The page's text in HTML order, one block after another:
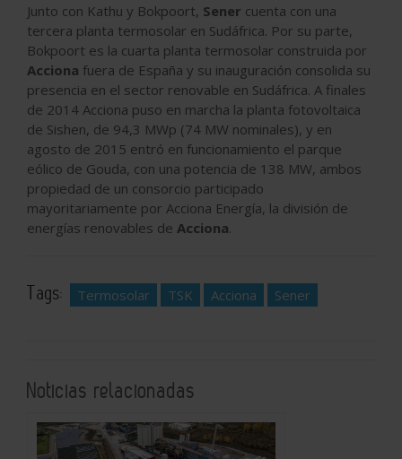
Junto con Kathu y Bokpoort, Sener cuenta con una
tercera planta termosolar en Sudáfrica. Por su parte,
Bokpoort es la cuarta planta termosolar construida por
Acciona fuera de España y su inauguración consolida su
presencia en el sector renovable en Sudáfrica. A finales
de 2014 Acciona puso en marcha la planta fotovoltaica
de Sishen, de 94,3 MWp (74 MW nominales), y en
agosto de 2015 entró en funcionamiento el parque
eólico de Gouda, con una potencia de 138 MW, ambos
propiedad de un consorcio participado
mayoritariamente por Acciona Energía, la división de
energías renovables de Acciona.
Tags: Termosolar TSK Acciona Sener
Noticias relacionadas